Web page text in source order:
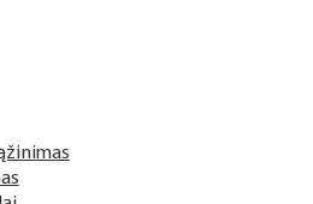
produktų visiems Jūsų poreikiams